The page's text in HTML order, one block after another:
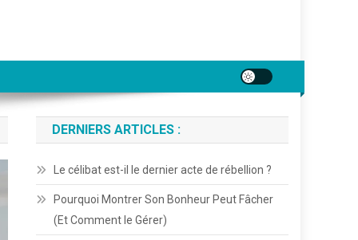
DERNIERS ARTICLES :
Le célibat est-il le dernier acte de rébellion ?
Pourquoi Montrer Son Bonheur Peut Fâcher
(Et Comment le Gérer)